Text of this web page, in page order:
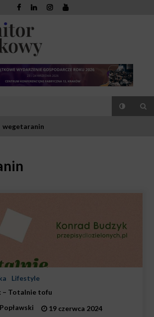
Monitor
Rynkowy
wegetaranin
Lifestyle
– Totalnie tofu
19 czerwca 2024